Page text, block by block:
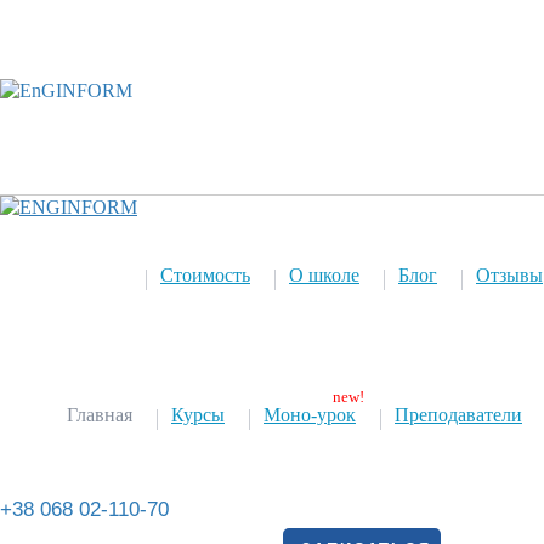
Отзывы
Блог
О школе
Стоимость
Преподаватели
Моно-урок
Курсы
Главная
+38 068 02-110-70